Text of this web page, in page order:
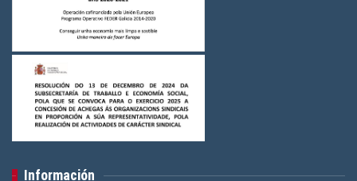
Información